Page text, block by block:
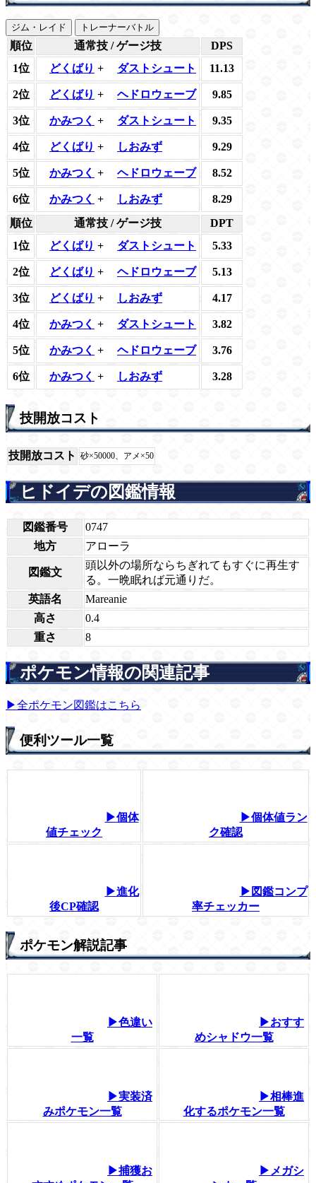
ジム・レイド トレーナーバトル
順位 通常技 / ゲージ技
DPS
1位
どくばり + ダストシュート 11.13
2位 どくばり + ヘドロウェーブ 9.85
3位 かみつく + ダストシュート 9.35
4位 どくばり + しおみず 9.29
5位 かみつく + ヘドロウェーブ 8.52
6位 かみつく + しおみず
8.29
順位
通常技 / ゲージ技
DPT
1位
どくばり + ダストシュート 5.33
2位 どくばり + ヘドロウェーブ 5.13
3位 どくばり + しおみず 4.17
4位 かみつく + ダストシュート 3.82
5位 かみつく + ヘドロウェーブ 3.76
6位 かみつく + しおみず 3.28
技開放コスト
技開放コスト 砂×50000、アメ×50
ヒドイデの図鑑情報
図鑑番号
0747
地方
アローラ
図鑑文
頭以外の場所ならちぎれてもすぐに再生す
る。一晩眠れば元通りだ。
英語名
Mareanie
高さ
0.4
重さ
8
ポケモン情報の関連記事
▶全ポケモン図鑑はこちら
便利ツール一覧
▶個体
値チェック
▶個体値ラン
ク確認
▶進化
後CP確認
▶図鑑コンプ
率チェッカー
ポケモン解説記事
▶色違い
一覧
▶おすす
めシャドウ一覧
▶実装済
みポケモン一覧
▶相棒進
化するポケモン一覧
▶捕獲お
▶メガシ